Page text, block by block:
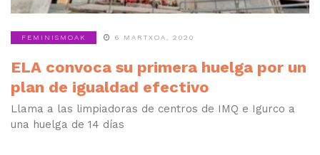
FEMINISMOAK 6 MARTXOA, 2020
ELA convoca su primera huelga por un
plan de igualdad efectivo
Llama a las limpiadoras de centros de IMQ e Igurco a
una huelga de 14 días